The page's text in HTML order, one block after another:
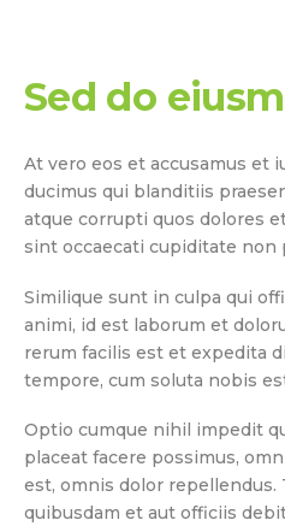
Sed do
At vero eos et accusamus et
ducimus qui blanditiis
atque corrupti quos dolores
sint occaecati cupiditate non
Similique sunt in culpa qui
animi, id est laborum et
rerum facilis est et expedita
tempore, cum soluta nobis
Optio cumque nihil impedit
placeat facere possimus,
est, omnis dolor repellendus.
quibusdam et aut officiis